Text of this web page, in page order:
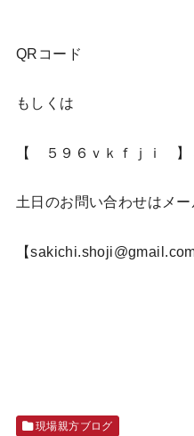
QRコード
もしくは
【 ５９６ｖｋｆｊｉ
土日のお問い合わせはメ
【sakichi.shoji@gmail.com
現場親方ブログ